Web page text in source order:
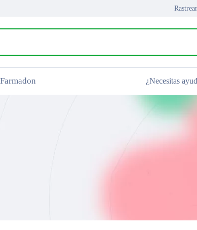
¿Necesitas